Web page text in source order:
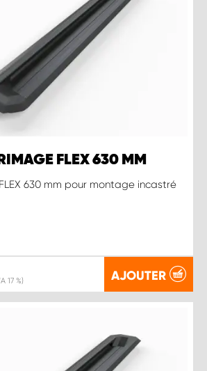
FLEX 630 MM
630 mm pour montage incastré
17 %) AJOUTER